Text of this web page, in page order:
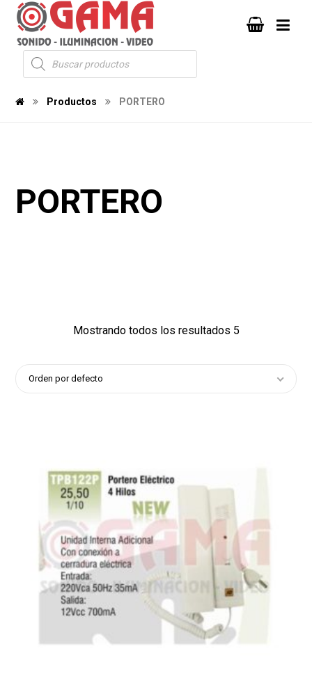
Productos PORTERO
PORTERO
Mostrando todos los resultados 5
Orden por defecto